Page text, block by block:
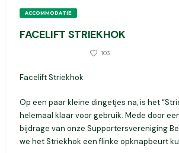
ACCOMMODATIE
FACELIFT STRIEKHOK
103
Facelift Striekhok
Op een paar kleine dingetjes na, is het
helemaal klaar voor gebruik. Mede door
bijdrage van onze Supportersvereniging
we het Striekhok een flinke opknapbeurt